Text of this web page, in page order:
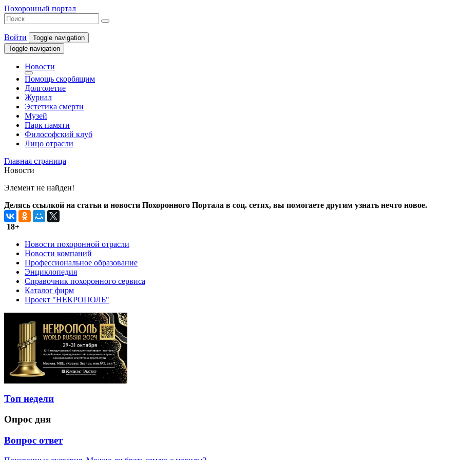
Похоронный портал
Войти
Toggle navigation
Toggle navigation
Новости
Помощь скорбящим
Долголетие
Журнал
Эстетика смерти
Музей
Парк памяти
Философский клуб
Лицо отрасли
Главная страница
Новости
Элемент не найден!
Делясь ссылкой на статьи и новости Похоронного Портала в соц. сетях, вы помогаете другим узнать нечто новое.
18+
Новости похоронной отрасли
Новости компаний
Профессиональное образование
Энциклопедия
Справочник похоронного сервиса
Каталог фирм
Проект "НЕКРОПОЛЬ"
Топ недели
Опрос дня
Вопрос ответ